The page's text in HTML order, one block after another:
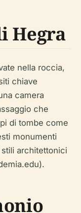
Hegra
nella roccia,
chiave
camera
che
di tombe come
monumenti
architettonici